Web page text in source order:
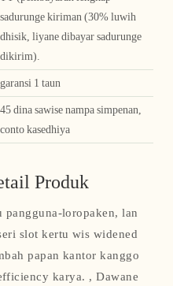
sadurunge kiriman (30% luwih
dhisik, liyane dibayar sadurunge
dikirim).
garansi 1 taun
45 dina sawise nampa simpenan,
conto kasedhiya
Produk
loropaken, lan
slot kertu wis widened
papan kantor kanggo
karya. , Dawane